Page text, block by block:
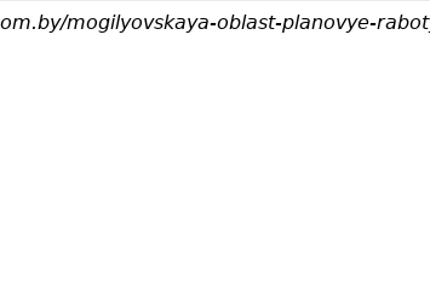
mogilyovskaya-oblast-planovye-